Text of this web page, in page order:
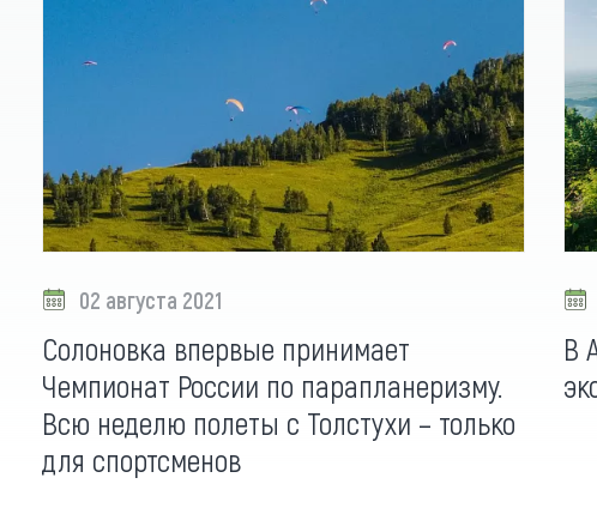
02 августа 2021
Солоновка впервые принимает
Чемпионат России по парапланеризму.
Всю неделю полеты с Толстухи – только
для спортсменов
В